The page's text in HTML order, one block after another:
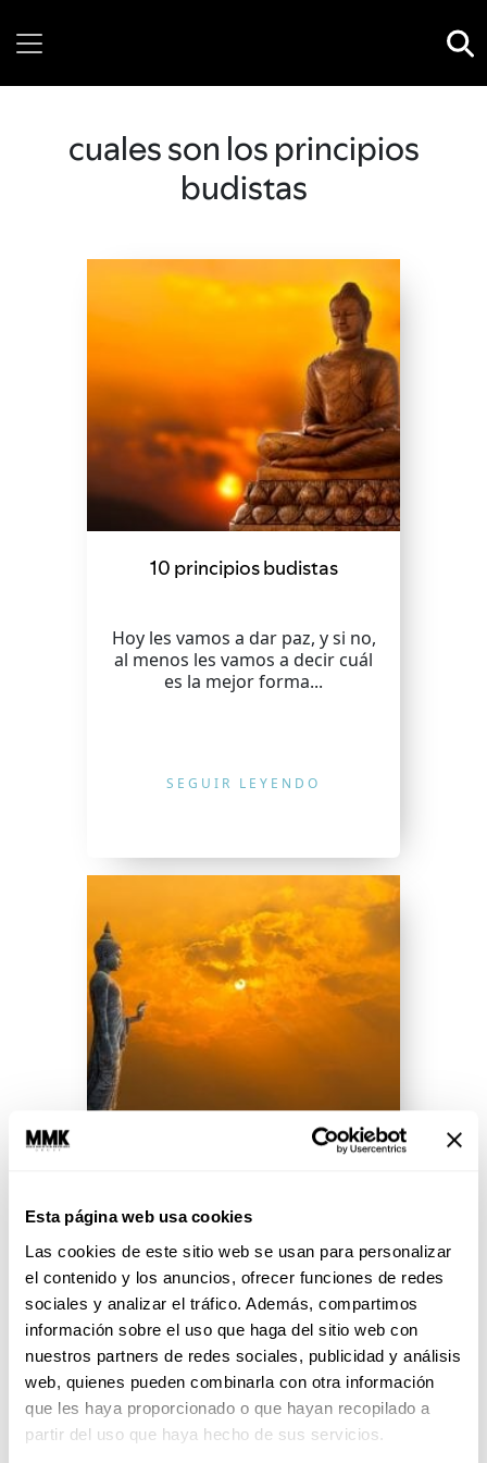
Esta página web usa cookies
Las cookies de este sitio web se usan para personalizar
el contenido y los anuncios, ofrecer funciones de redes
sociales y analizar el tráfico. Además, compartimos
información sobre el uso que haga del sitio web con
nuestros partners de redes sociales, publicidad y análisis
web, quienes pueden combinarla con otra información
que les haya proporcionado o que hayan recopilado a
partir del uso que haya hecho de sus servicios.
cuales son los principios
budistas
10 principios budistas
Hoy les vamos a dar paz, y si no,
al menos les vamos a decir cuál
es la mejor forma...
SEGUIR LEYENDO
budistas
Hoy les vamos a dar paz, y si no,
al menos les vamos a decir cuál
es la mejor forma...
SEGUIR LEYENDO